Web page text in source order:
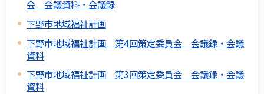
会 会議資料・会議録
下野市地域福祉計画
下野市地域福祉計画 第4回策定委員会 会議録・会議
資料
下野市地域福祉計画 第3回策定委員会 会議録・会議
資料